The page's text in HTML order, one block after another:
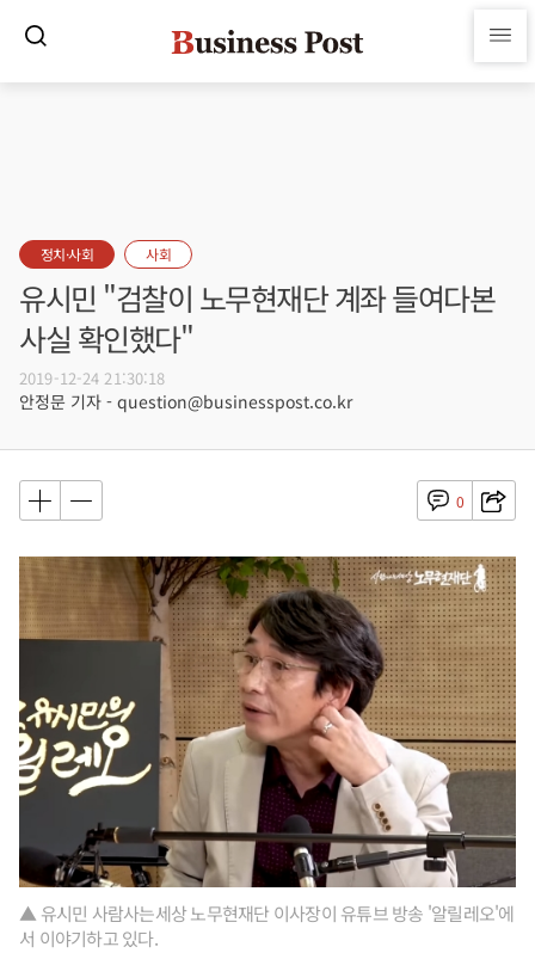
정치·사회 사회
유시민 "검찰이 노무현재단 계좌 들여다본
사실 확인했다"
2019-12-24 21:30:18
안정문 기자 - question@businesspost.co.kr
0
▲ 유시민 사람사는세상 노무현재단 이사장이 유튜브 방송 '알릴레오'에
서 이야기하고 있다.